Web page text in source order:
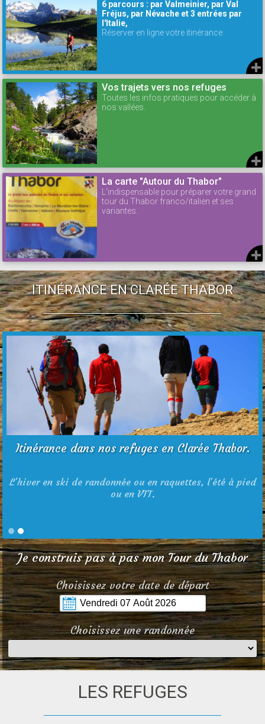
6 parcours : par Valmeinier, par Val
Fréjus, par Névache et 3 entrées par
l'Italie,
Réserver en ligne votre itinérance
Vos trajets vers nos refuges
Toutes les infos pratiques pour accéder à
nos vallées.
La carte "Autour du Thabor"
L'indispensable pour préparer votre grand
tour du Thabor franco/italien et ses
variantes.
ITINÉRANCE EN CLARÉE THABOR
Itinérance dans nos refuges en Clarée Thabor.
L'hiver en ski de randonnée ou en raquettes, l'été à pied
ou en VTT.
Je construis pas à pasmon Tour du Thabor
Choisissez votre date de départ
Choisissez une randonnée
LES REFUGES